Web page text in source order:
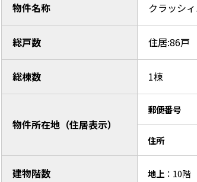
物件名称 クラッシ
総戸数 住居:86
総棟数 1棟
物件所在地（住居表示）
郵便番号
住所
建物階数 地上：10階